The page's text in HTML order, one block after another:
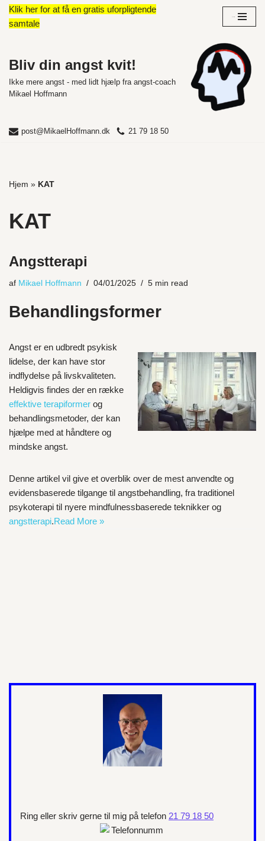
Spring
indhold
Klik her for at få en gratis uforpligtende
samtale
Bliv din angst kvit!
Ikke mere angst - med lidt hjælp fra angst-coach
Mikael Hoffmann
post@MikaelHoffmann.dk 21 79 18 50
Hjem » KAT
KAT
Angstterapi
af Mikael Hoffmann 04/01/2025 5 min read
Behandlingsformer
Angst er en udbredt psykisk
lidelse, der kan have stor
indflydelse på livskvaliteten.
Heldigvis findes der en række
effektive terapiformer og
behandlingsmetoder, der kan
hjælpe med at håndtere og
mindske angst.
Denne artikel vil give et overblik over de mest anvendte og
evidensbaserede tilgange til angstbehandling, fra traditionel
psykoterapi til nyere mindfulnessbaserede teknikker og
angstterapi.Read More »
Ring eller skriv gerne til mig på telefon 21 79 18 50